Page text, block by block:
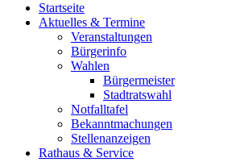
Startseite
Aktuelles & Termine
Veranstaltungen
Bürgerinfo
Wahlen
Bürgermeister
Stadtratswahl
Notfalltafel
Bekanntmachungen
Stellenanzeigen
Rathaus & Service